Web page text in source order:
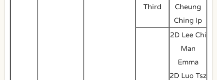
Third
Cheung
Ching Ip
2D Lee Chi
Man
Emma
2D Luo Tsz